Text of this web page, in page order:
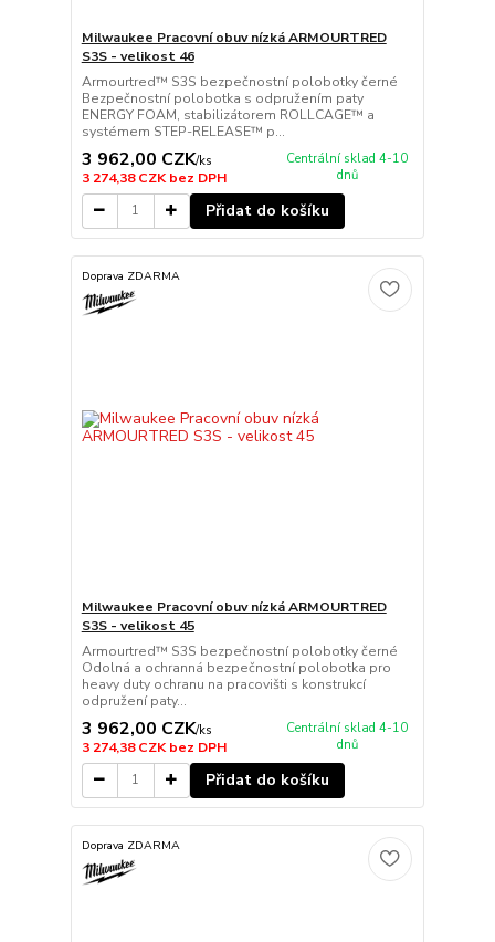
Milwaukee Pracovní obuv nízká ARMOURTRED
S3S - velikost 46
Armourtred™ S3S bezpečnostní polobotky černé
Bezpečnostní polobotka s odpružením paty
ENERGY FOAM, stabilizátorem ROLLCAGE™ a
systémem STEP-RELEASE™ p...
3 962,00 CZK/ks
3 274,38 CZKbez DPH
Centrální sklad 4-10
dnů
Přidat do košíku
Doprava ZDARMA
Milwaukee Pracovní obuv nízká ARMOURTRED
S3S - velikost 45
Armourtred™ S3S bezpečnostní polobotky černé
Odolná a ochranná bezpečnostní polobotka pro
heavy duty ochranu na pracovišti s konstrukcí
odpružení paty...
3 962,00 CZK/ks
3 274,38 CZKbez DPH
Centrální sklad 4-10
dnů
Přidat do košíku
Doprava ZDARMA